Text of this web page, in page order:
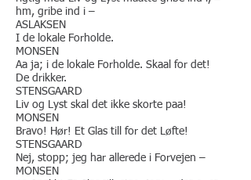
hm, gribe ind i –
ASLAKSEN
I de lokale Forholde.
MONSEN
Aa ja; i de lokale Forholde. Skaal for det!
De drikker.
STENSGAARD
Liv og Lyst skal det ikke skorte paa!
​MONSEN
Bravo! Hør! Et Glas till for det Løfte!
STENSGAARD
Nej, stopp; jeg har allerede i Forvejen –
MONSEN